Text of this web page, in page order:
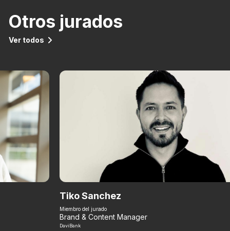
Otros jurados
Ver todos
Tiko Sanchez
Miembro del jurado
Brand & Content Manager
DaviBank